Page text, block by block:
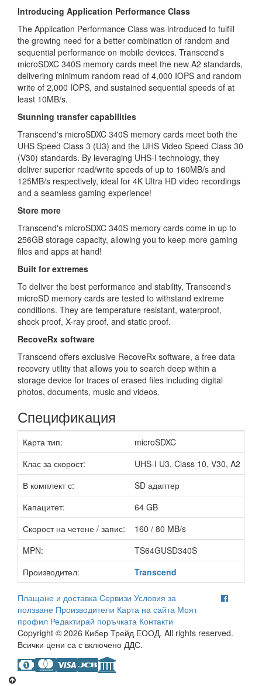
Introducing Application Performance Class
The Application Performance Class was introduced to fulfill
the growing need for a better combination of random and
sequential performance on mobile devices. Transcend's
microSDXC 340S memory cards meet the new A2 standards,
delivering minimum random read of 4,000 IOPS and random
write of 2,000 IOPS, and sustained sequential speeds of at
least 10MB/s.
Stunning transfer capabilities
Transcend's microSDXC 340S memory cards meet both the
UHS Speed Class 3 (U3) and the UHS Video Speed Class 30
(V30) standards. By leveraging UHS-I technology, they
deliver superior read/write speeds of up to 160MB/s and
125MB/s respectively, ideal for 4K Ultra HD video recordings
and a seamless gaming experience!
Store more
Transcend's microSDXC 340S memory cards come in up to
256GB storage capacity, allowing you to keep more gaming
files and apps at hand!
Built for extremes
To deliver the best performance and stability, Transcend's
microSD memory cards are tested to withstand extreme
conditions. They are temperature resistant, waterproof,
shock proof, X-ray proof, and static proof.
RecoveRx software
Transcend offers exclusive RecoveRx software, a free data
recovery utility that allows you to search deep within a
storage device for traces of erased files including digital
photos, documents, music and videos.
Спецификация
Карта тип:
microSDXC
Клас за скорост:
UHS-I U3, Class 10, V30, A2
В комплект с:
SD адаптер
Капацитет:
64 GB
Скорост на четене / запис:
160 / 80 MB/s
MPN:
TS64GUSD340S
Производител:
Transcend
Плащане и доставка Сервизи Условия за
ползване Производители Карта на сайта Моят
профил Редактирай поръчката Контакти
Copyright © 2026 Кибер Трейд ЕООД. All rights reserved.
Всички цени са с включено ДДС.